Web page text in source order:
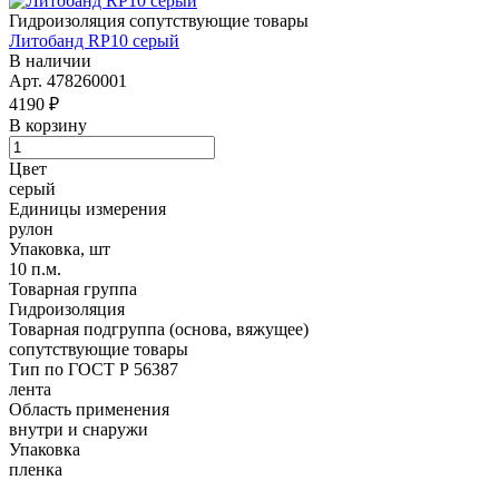
Гидроизоляция сопутствующие товары
Литобанд RP10 серый
В наличии
Арт. 478260001
4190 ₽
В корзину
Цвет
серый
Единицы измерения
рулон
Упаковка, шт
10 п.м.
Товарная группа
Гидроизоляция
Товарная подгруппа (основа, вяжущее)
сопутствующие товары
Тип по ГОСТ Р 56387
лента
Область применения
внутри и снаружи
Упаковка
пленка